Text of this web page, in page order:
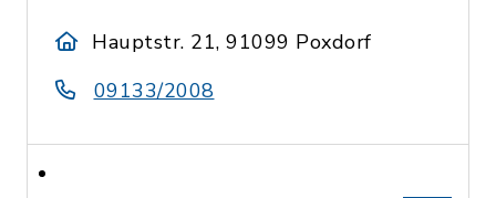
Hauptstr. 21, 91099 Poxdorf
09133/2008